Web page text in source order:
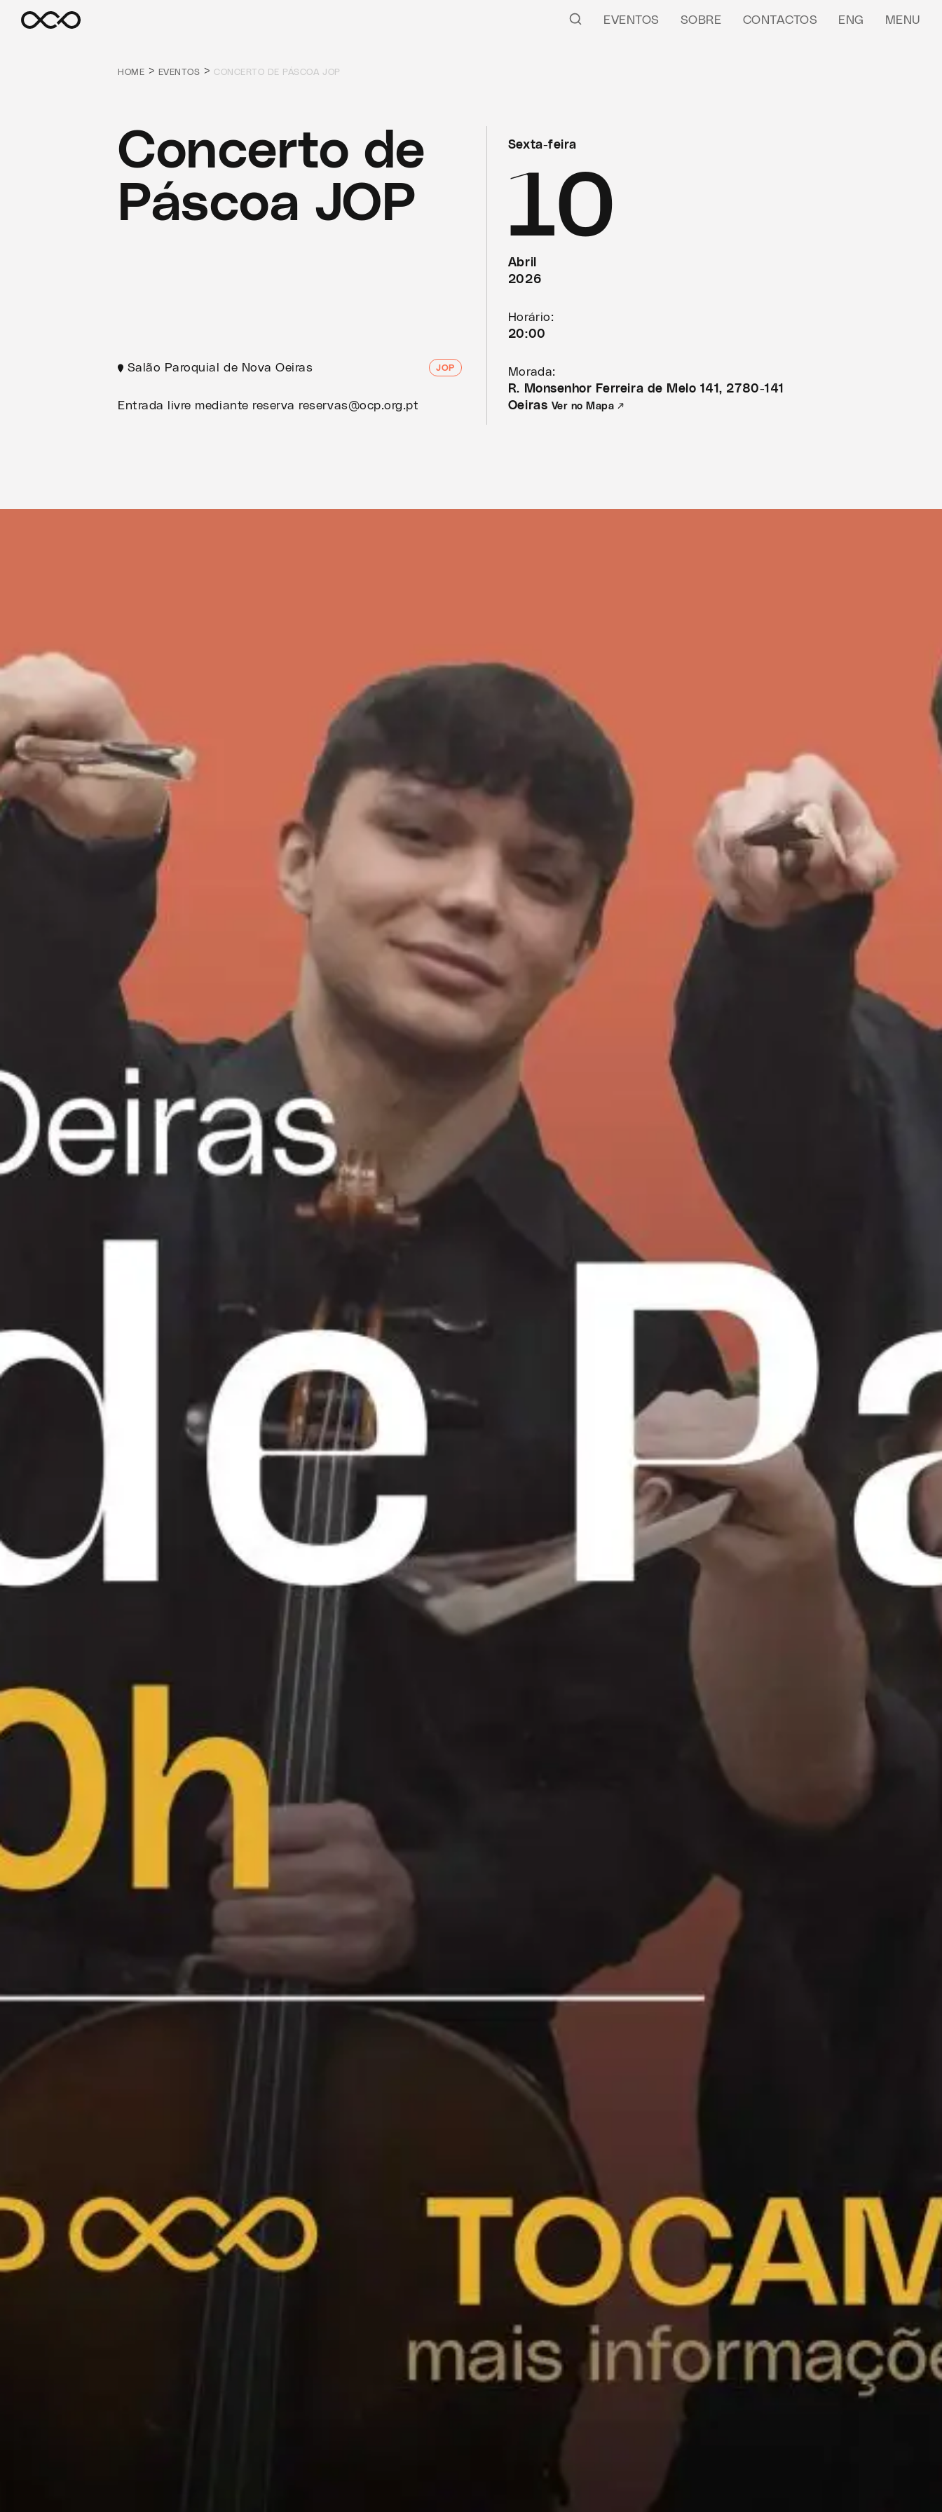
EVENTOS SOBRE CONTACTOS ENG MENU
HOME > EVENTOS >CONCERTO DE PÁSCOA JOP
Concerto de
Páscoa JOP
Salão Paroquial de Nova Oeiras JOP
Entrada livre mediante reserva reservas@ocp.org.pt
Sexta-feira
10
Abril
2026
Horário:
20:00
Morada:
R. Monsenhor Ferreira de Melo 141, 2780-141
Oeiras Ver no Mapa ↗